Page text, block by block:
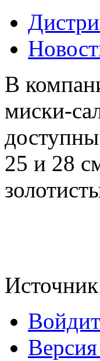
В
миски-
25 и 28